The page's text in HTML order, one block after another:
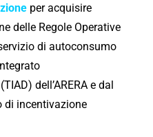
per acquisire
delle Regole Operative
di autoconsumo
dell’ARERA e dal
di incentivazione